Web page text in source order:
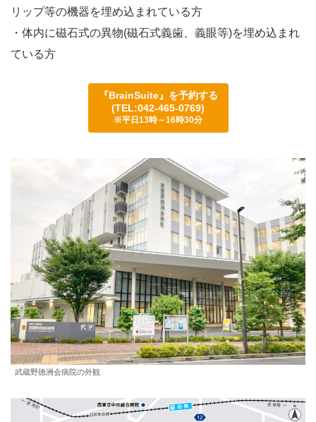
リップ等の機器を埋め込まれている方
・体内に磁石式の異物(磁石式義歯、義眼等)を埋め込まれ
ている方
『BrainSuite』を予約する
(TEL:042-465-0769)
※平日13時～16時30分
武蔵野徳洲会病院の外観